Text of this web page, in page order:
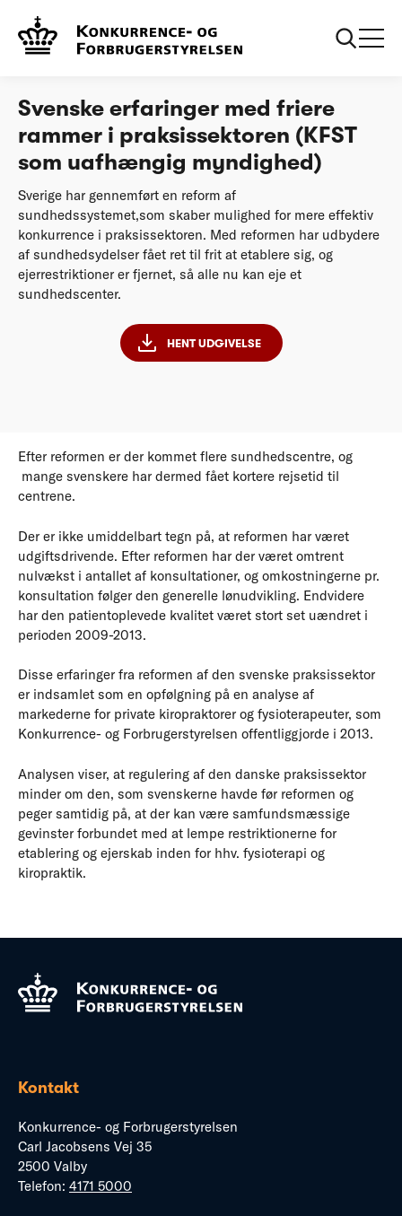
Forside
Svenske erfaringer med friere
rammer i praksissektoren (KFST
som uafhængig myndighed)
Sverige har gennemført en reform af
sundhedssystemet,som skaber mulighed for mere effektiv
konkurrence i praksissektoren. Med reformen har udbydere
af sundhedsydelser fået ret til frit at etablere sig, og
ejerrestriktioner er fjernet, så alle nu kan eje et
sundhedscenter.
HENT UDGIVELSE
Efter reformen er der kommet flere sundhedscentre, og
mange svenskere har dermed fået kortere rejsetid til
centrene.
Der er ikke umiddelbart tegn på, at reformen har været
udgiftsdrivende. Efter reformen har der været omtrent
nulvækst i antallet af konsultationer, og omkostningerne pr.
konsultation følger den generelle lønudvikling. Endvidere
har den patientoplevede kvalitet været stort set uændret i
perioden 2009-2013.
Disse erfaringer fra reformen af den svenske praksissektor
er indsamlet som en opfølgning på en analyse af
markederne for private kiropraktorer og fysioterapeuter, som
Konkurrence- og Forbrugerstyrelsen offentliggjorde i 2013.
Analysen viser, at regulering af den danske praksissektor
minder om den, som svenskerne havde før reformen og
peger samtidig på, at der kan være samfundsmæssige
gevinster forbundet med at lempe restriktionerne for
etablering og ejerskab inden for hhv. fysioterapi og
kiropraktik.
Kontakt
Konkurrence- og Forbrugerstyrelsen
Carl Jacobsens Vej 35
2500 Valby
Telefon: 4171 5000